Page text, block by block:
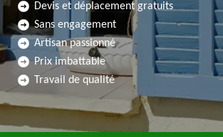
Devis et déplacement gratuits
Sans engagement
Artisan passionné
Prix imbattable
Travail de qualité